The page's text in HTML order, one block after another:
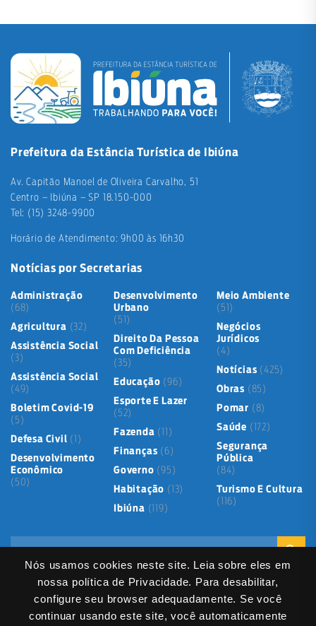
Nós usamos cookies neste site. Leia sobre eles em
nossa política de Privacidade. Para desabilitar,
configure seu browser adequadamente. Se você
continuar usando este site, você automaticamente
Prefeitura da Estância Turística de Ibiúna
Av. Capitão Manoel de Oliveira Carvalho, 51
Centro – Ibiúna – SP 18.150-000
Tel: (15) 3248-9900
Horário de Atendimento: 9h00 às 16h30
Notícias por Secretarias
Administração
(68)
Agricultura (32)
Assistência Social
(3)
Assistência Social
(49)
Boletim Covid-19
(5)
Defesa Civil (1)
Desenvolvimento
Econômico
(50)
Desenvolvimento
Urbano
(51)
Direito Da Pessoa
Com Deficiência
(35)
Educação (96)
Esporte E Lazer
(52)
Fazenda (11)
Finanças (6)
Governo (95)
Habitação (13)
Ibiúna (119)
Meio Ambiente
(51)
Negócios
Jurídicos
(4)
Notícias (425)
Obras (85)
Pomar (8)
Saúde (172)
Segurança
Pública
(84)
Turismo E Cultura
(116)
Mapa do Site Política de Privacidade Termos de Uso